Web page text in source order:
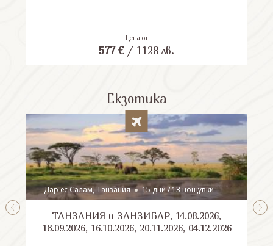
Цена от
577 €/ 1128 лв.
Екзотика
Дар ес Салам, Танзания 15 дни / 13 нощувки
ТАНЗАНИЯ и ЗАНЗИБАР, 14.08.2026,
18.09.2026, 16.10.2026, 20.11.2026, 04.12.2026